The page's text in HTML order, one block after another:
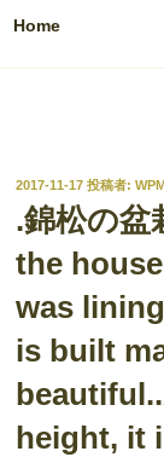
Home
投
日:
2017-11-17 投稿者:
.錦松の
the
was
is built
height, it